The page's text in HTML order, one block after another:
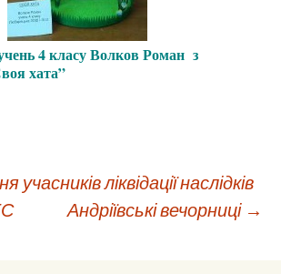
4 класу Волков Роман з
хата”
ліквідації наслідків
Андріївські вечорниці →